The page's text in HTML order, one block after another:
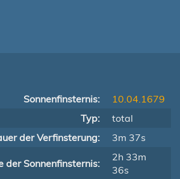
Sonnenfinsternis:
10.04.1679
Typ:
total
der Verfinsterung:
3m 37s
der Sonnenfinsternis:
2h 33m
36s